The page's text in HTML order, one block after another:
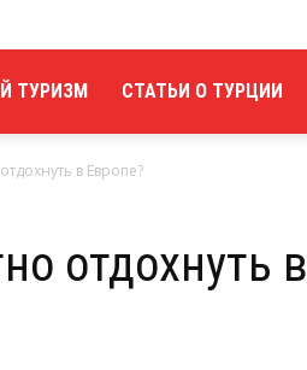
ТУРИЗМ СТАТЬИ О ТУРЦИИ
в Европе?
отдохнуть в